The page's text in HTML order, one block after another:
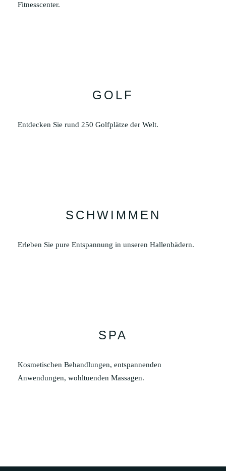
Fitnesscenter.
GOLF
Entdecken Sie rund 250 Golfplätze der Welt.
SCHWIMMEN
Erleben Sie pure Entspannung in unseren Hallenbädern.
SPA
Kosmetischen Behandlungen, entspannenden
Anwendungen, wohltuenden Massagen.